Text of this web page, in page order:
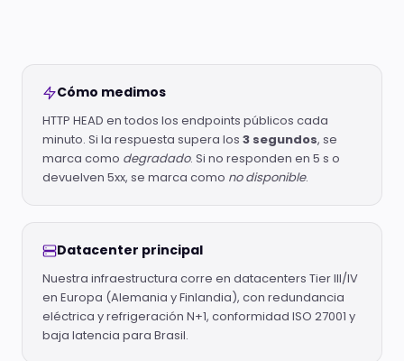
Cómo medimos
HTTP HEAD en todos los endpoints públicos cada
minuto. Si la respuesta supera los 3 segundos, se
marca como degradado. Si no responden en 5 s o
devuelven 5xx, se marca como no disponible.
Datacenter principal
Nuestra infraestructura corre en datacenters Tier III/IV
en Europa (Alemania y Finlandia), con redundancia
eléctrica y refrigeración N+1, conformidad ISO 27001 y
baja latencia para Brasil.